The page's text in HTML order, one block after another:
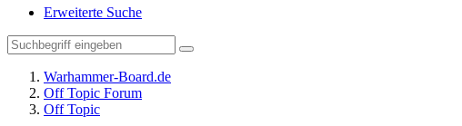
Erweiterte Suche
Warhammer-Board.de
Off Topic Forum
Off Topic